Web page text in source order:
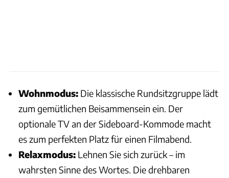
Wohnmodus: Die klassische Rundsitzgruppe lädt
zum gemütlichen Beisammensein ein. Der
optionale TV an der Sideboard-Kommode macht
es zum perfekten Platz für einen Filmabend.
Relaxmodus: Lehnen Sie sich zurück – im
wahrsten Sinne des Wortes. Die drehbaren